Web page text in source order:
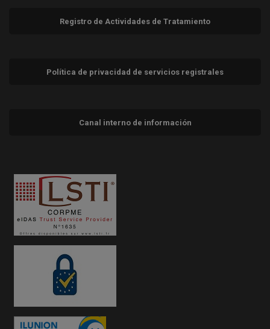
Registro de Actividades de Tratamiento
Política de privacidad de servicios registrales
Canal interno de información